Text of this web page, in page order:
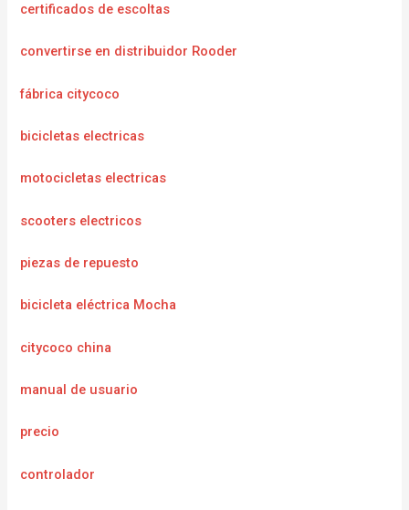
certificados de escoltas
convertirse en distribuidor Rooder
fábrica citycoco
bicicletas electricas
motocicletas electricas
scooters electricos
piezas de repuesto
bicicleta eléctrica Mocha
citycoco china
manual de usuario
precio
controlador